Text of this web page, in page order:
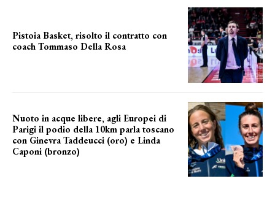
Pistoia Basket, risolto il contratto con
coach Tommaso Della Rosa
Nuoto in acque libere, agli Europei di
Parigi il podio della 10km parla toscano
con Ginevra Taddeucci (oro) e Linda
Caponi (bronzo)